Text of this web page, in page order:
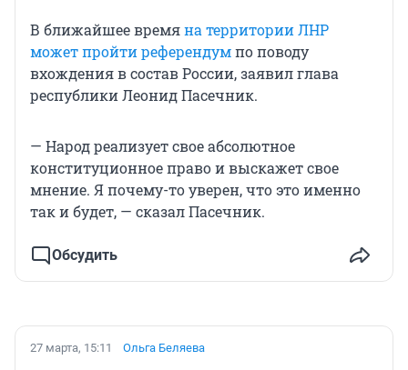
В ближайшее времяна территории ЛНР
может пройти референдумпо поводу
вхождения в состав России, заявил глава
республики Леонид Пасечник.
— Народ реализует свое абсолютное
конституционное право и выскажет свое
мнение. Я почему-то уверен, что это именно
так и будет, — сказал Пасечник.
Обсудить
27 марта, 15:11 Ольга Беляева